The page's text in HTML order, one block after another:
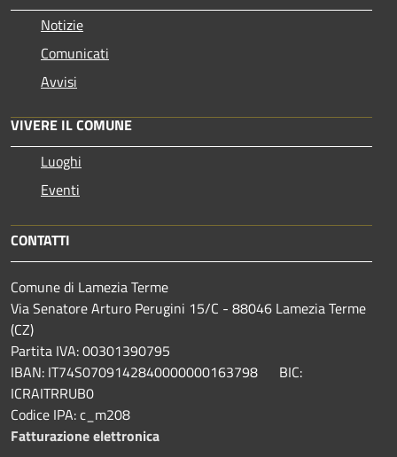
Notizie
Comunicati
Avvisi
VIVERE IL COMUNE
Luoghi
Eventi
CONTATTI
Comune di Lamezia Terme
Via Senatore Arturo Perugini 15/C - 88046 Lamezia Terme
(CZ)
Partita IVA: 00301390795
IBAN: IT74S0709142840000000163798 BIC:
ICRAITRRUB0
Codice IPA: c_m208
Fatturazione elettronica